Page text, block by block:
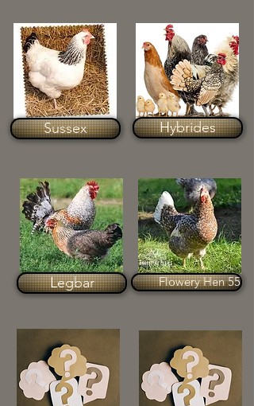
Sussex Hybrides
Legbar 55 Flowery Hen